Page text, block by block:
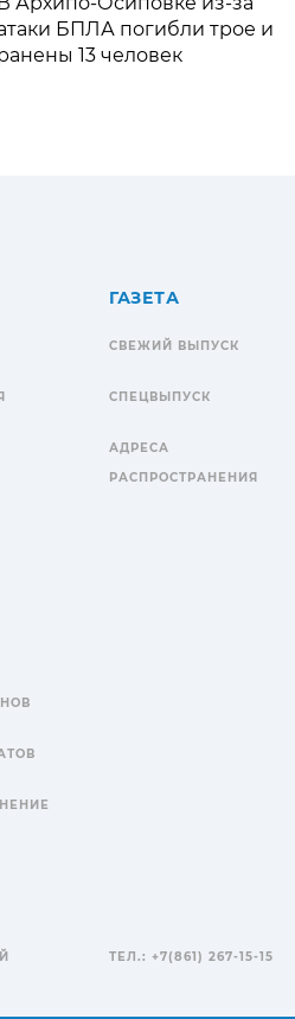
БПЛА погибли трое и
13 человек
ГАЗЕТА
СВЕЖИЙ ВЫПУСК
СПЕЦВЫПУСК
АДРЕСА
РАСПРОСТРАНЕНИЯ
ТЕЛ.: +7(861) 267-15-15